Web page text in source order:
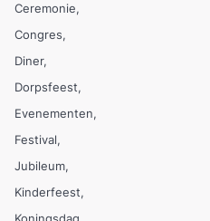
Ceremonie
Congres
Diner
Dorpsfeest
Evenementen
Festival
Jubileum
Kinderfeest